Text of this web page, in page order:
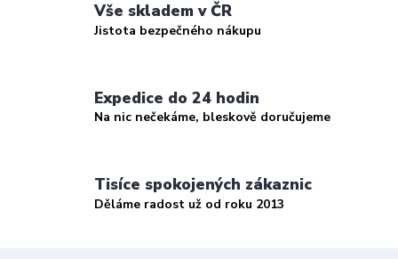
Vše skladem v ČR
Jistota bezpečného nákupu
Expedice do 24 hodin
Na nic nečekáme, bleskově doručujeme
Tisíce spokojených zákaznic
Děláme radost už od roku 2013